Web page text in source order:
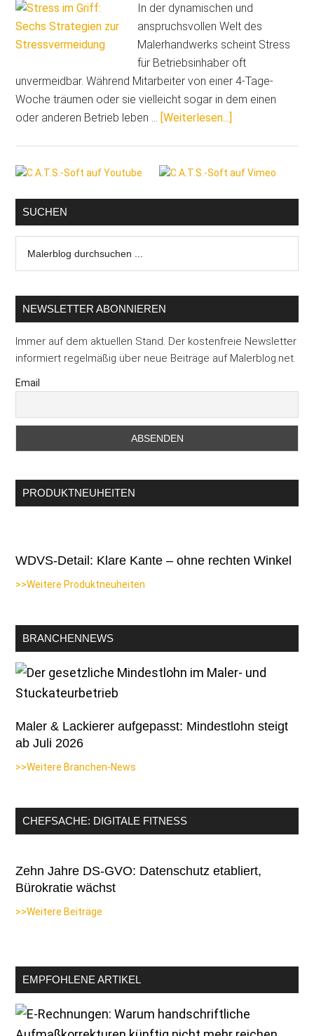
In der dynamischen und
anspruchsvollen Welt des
Malerhandwerks scheint Stress
für Betriebsinhaber oft
unvermeidbar. Während Mitarbeiter von einer 4-Tage-
Woche träumen oder sie vielleicht sogar in dem einen
oder anderen Betrieb leben … [Weiterlesen...]
Sechs
Seitenspalte
SUCHEN
durchsuchen
NEWSLETTER ABONNIEREN
Immer auf dem aktuellen Stand. Der kostenfreie Newsletter
informiert regelmäßig über neue Beiträge auf Malerblog.net.
Email
PRODUKTNEUHEITEN
WDVS-Detail: Klare Kante – ohne rechten Winkel
>>Weitere Produktneuheiten
BRANCHENNEWS
Maler & Lackierer aufgepasst: Mindestlohn steigt
ab Juli 2026
>>Weitere Branchen-News
CHEFSACHE: DIGITALE FITNESS
Zehn Jahre DS-GVO: Datenschutz etabliert,
Bürokratie wächst
>>Weitere Beiträge
EMPFOHLENE ARTIKEL